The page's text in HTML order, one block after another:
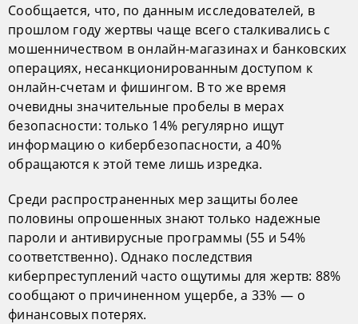
Сообщается, что, по данным исследователей, в
прошлом году жертвы чаще всего сталкивались с
мошенничеством в онлайн-магазинах и банковских
операциях, несанкционированным доступом к
онлайн-счетам и фишингом. В то же время
очевидны значительные пробелы в мерах
безопасности: только 14% регулярно ищут
информацию о кибербезопасности, а 40%
обращаются к этой теме лишь изредка.
Среди распространенных мер защиты более
половины опрошенных знают только надежные
пароли и антивирусные программы (55 и 54%
соответственно). Однако последствия
киберпреступлений часто ощутимы для жертв: 88%
сообщают о причиненном ущербе, а 33% — о
финансовых потерях.